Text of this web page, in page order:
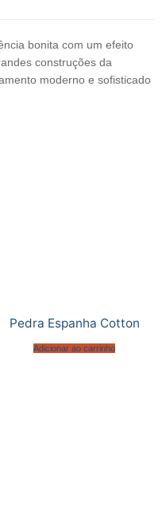
bonita com um efeito
construções da
moderno e sofisticado
Pedra Espanha Cotton
Adicionar ao carrinho